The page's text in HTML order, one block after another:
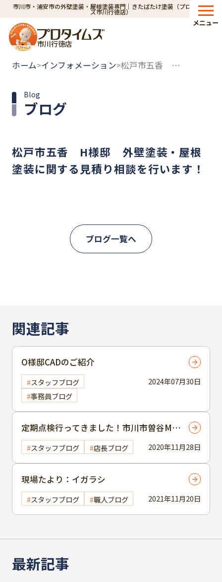
市川市・浦安市の外壁塗装・屋根塗装専門｜きたばたけ塗装（プロタイム
ズ市川行徳店）
市川行徳店
メニュー
ホーム>インフォメーション> 松戸市五香 H様邸 外壁塗装・屋根塗装に関する見積り相談を行います！
ブログ
Blog
松戸市五香 H様邸 外壁塗装・屋根
塗装に関する見積り相談を行います！
ブログ一覧へ
最新記事
関連記事
2024年07月30日
O様邸CADのご紹介
スタッフブログ
事務員ブログ
2020年11月28日
定期点検行ってきました！市川市曽谷M様
(屋根カバー、外壁塗装)
スタッフブログ 店長ブログ
2021年11月20日
現場たより：イガラシ
スタッフブログ 職人ブログ